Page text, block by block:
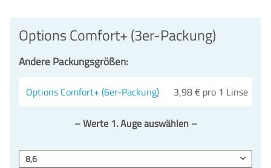
Options Comfort+ (3er-Packung)
Andere Packungsgrößen:
Options Comfort+ (6er-Packung) 3,98 € pro 1 Linse
– Werte 1. Auge auswählen –
8,6